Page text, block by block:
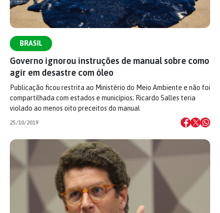
BRASIL
Governo ignorou instruções de manual sobre como
agir em desastre com óleo
Publicação ficou restrita ao Ministério do Meio Ambiente e não foi
compartilhada com estados e municípios; Ricardo Salles teria
violado ao menos oito preceitos do manual
25/10/2019